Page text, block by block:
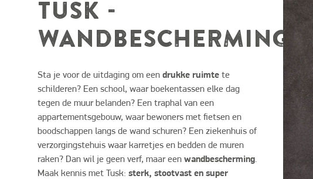
TUSK -
WANDBESCHERMING
Sta je voor de uitdaging om een drukke ruimte te
schilderen? Een school, waar boekentassen elke dag
tegen de muur belanden? Een traphal van een
appartementsgebouw, waar bewoners met fietsen en
boodschappen langs de wand schuren? Een ziekenhuis of
verzorgingstehuis waar karretjes en bedden de muren
raken? Dan wil je geen verf, maar een wandbescherming.
Maak kennis met Tusk: sterk, stootvast en super